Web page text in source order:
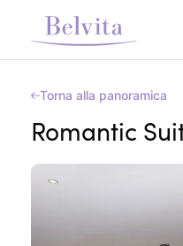
Torna alla panoramica
Romantic